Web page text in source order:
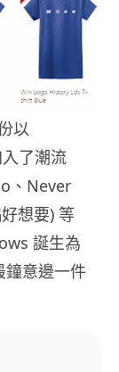
以
了潮流
、Never
想要) 等
誕生為
鐘意邊一件